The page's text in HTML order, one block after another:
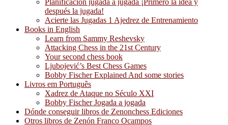
Planificación jugada a jugada ¡Primero la idea y
después la jugada!
Acierte las Jugadas 1 Ajedrez de Entrenamiento
Books in English
Learn from Sammy Reshevsky
Attacking Chess in the 21st Century
Your second chess book
Ljubojević’s Best Chess Games
Bobby Fischer Explained And some stories
Livros em Português
Xadrez de Ataque no Século XXI
Bobby Fischer Jogada a jogada
Dónde conseguir libros de Zenonchess Ediciones
Otros libros de Zenón Franco Ocampos